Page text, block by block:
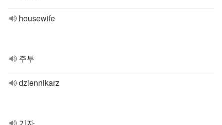
housewife
주부
dziennikarz